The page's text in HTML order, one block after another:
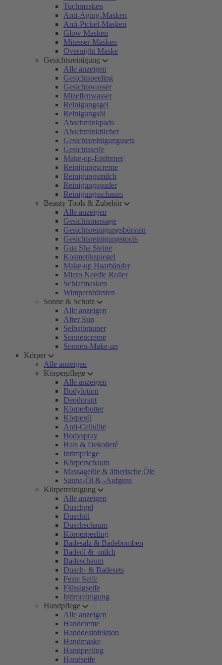
Tuchmasken
Anti-Aging-Masken
Anti-Pickel-Masken
Glow Masken
Mitesser-Masken
Overnight Maske
Gesichtsreinigung
Alle anzeigen
Gesichtspeeling
Gesichtswasser
Mizellenwasser
Reinigungsgel
Reinigungsöl
Abschminkpads
Abschminktücher
Gesichtsreinigungssets
Gesichtsseife
Make-up-Entferner
Reinigungscreme
Reinigungsmilch
Reinigungspuder
Reinigungsschaum
Beauty Tools & Zubehör
Alle anzeigen
Gesichtsmassage
Gesichtsreinigungsbürsten
Gesichtsreinigungstools
Gua Sha Steine
Kosmetikspiegel
Make-up Haarbänder
Micro Needle Roller
Schlafmasken
Wimpernbürsten
Sonne & Schutz
Alle anzeigen
After Sun
Selbstbräuner
Sonnencreme
Sonnen-Make-up
Körper
Alle anzeigen
Körperpflege
Alle anzeigen
Bodylotion
Deodorant
Körperbutter
Körperöl
Anti-Cellulite
Bodyspray
Hals & Dekolleté
Intimpflege
Körperschaum
Massageöle & ätherische Öle
Sauna-Öl & -Aufguss
Körperreinigung
Alle anzeigen
Duschgel
Duschöl
Duschschaum
Körperpeeling
Badesalz & Badebomben
Badeöl & -milch
Badeschaum
Dusch- & Badesets
Feste Seife
Flüssigseife
Intimreinigung
Handpflege
Alle anzeigen
Handcreme
Handdesinfektion
Handmaske
Handpeeling
Handseife